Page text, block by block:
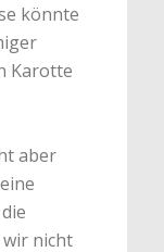
könnte
Karotte
aber
nicht